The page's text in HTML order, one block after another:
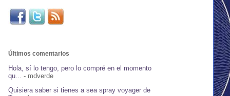
Últimos comentarios
Hola, sí lo tengo, pero lo compré en el momento
qu...
- mdverde
Quisiera saber si tienes a sea spray voyager de